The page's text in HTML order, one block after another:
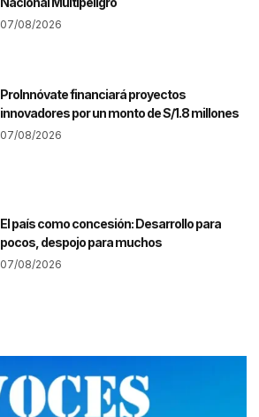
07/08/2026
ProInnóvate financiará proyectos
innovadores por un monto de S/1.8 millones
07/08/2026
El país como concesión: Desarrollo para
pocos, despojo para muchos
07/08/2026